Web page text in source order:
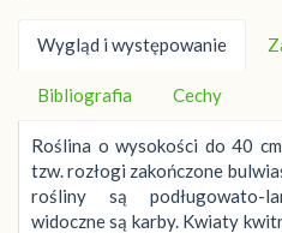
Wygląd i występowanie
Bibliografia Cechy
Roślina o wysokości do 40
tzw. rozłogi zakończone
rośliny są podługowato-
widoczne są karby. Kwiaty